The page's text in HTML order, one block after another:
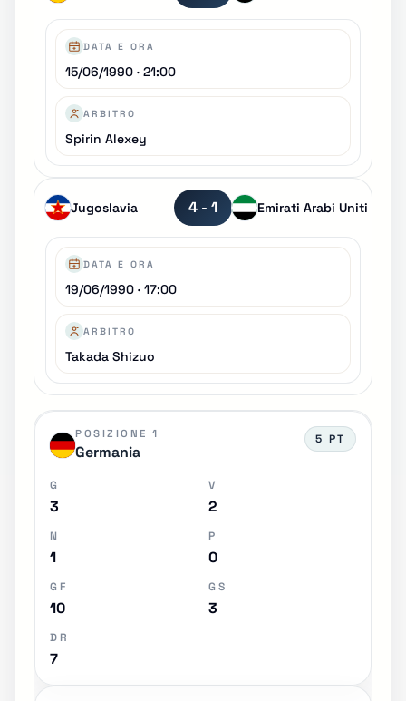
DATA E ORA
15/06/1990 · 21:00
ARBITRO
Spirin Alexey
Jugoslavia 4 - 1 Emirati Arabi Uniti
DATA E ORA
19/06/1990 · 17:00
ARBITRO
Takada Shizuo
POSIZIONE 1
Germania
5 PT
G
3
V
2
N
1
P
0
GF
10
GS
3
DR
7